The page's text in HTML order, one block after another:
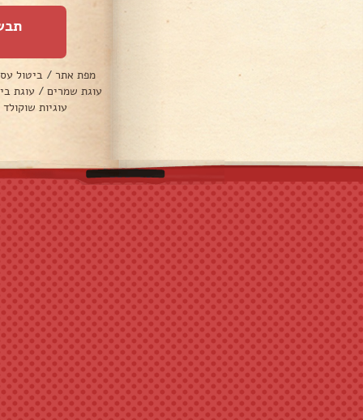
מפת אתר / ביטול
עוגת שמרים / עוגת
עוגיות